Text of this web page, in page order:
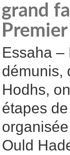
grand
Essaha –
démunis,
Hodhs,
étapes
Ould